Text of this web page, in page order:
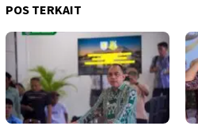
POS TERKAIT